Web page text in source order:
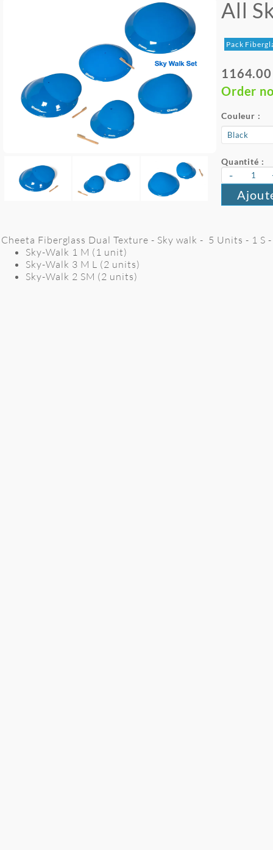
All
Pack
Order
Couleur :
Quantité :
-
Cheeta Fiberglass Dual Texture - Sky walk - 5 Units - 1 S
Sky-Walk 1 M (1 unit)
Sky-Walk 3 M L (2 units)
Sky-Walk 2 SM (2 units)